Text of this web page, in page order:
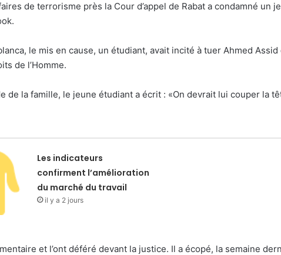
de terrorisme près la Cour d’appel de Rabat a condamné un
le mis en cause, un étudiant, avait incité à tuer Ahmed Assid
de l’Homme.
de la famille, le jeune étudiant a écrit : «On devrait lui couper la
Les indicateurs
confirment l’amélioration
du marché du travail
il y a 2 jours
et l’ont déféré devant la justice. Il a écopé, la semaine